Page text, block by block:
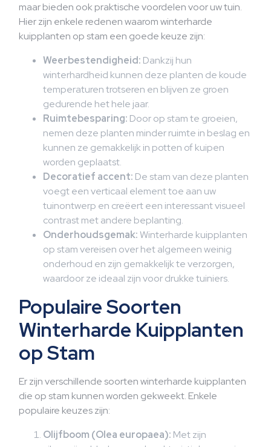
maar bieden ook praktische voordelen voor uw tuin.
Hier zijn enkele redenen waarom winterharde
kuipplanten op stam een goede keuze zijn:
Weerbestendigheid: Dankzij hun
winterhardheid kunnen deze planten de koude
temperaturen trotseren en blijven ze groen
gedurende het hele jaar.
Ruimtebesparing: Door op stam te groeien,
nemen deze planten minder ruimte in beslag en
kunnen ze gemakkelijk in potten of kuipen
worden geplaatst.
Decoratief accent: De stam van deze planten
voegt een verticaal element toe aan uw
tuinontwerp en creëert een interessant visueel
contrast met andere beplanting.
Onderhoudsgemak:Winterharde kuipplanten
op stam vereisen over het algemeen weinig
onderhoud en zijn gemakkelijk te verzorgen,
waardoor ze ideaal zijn voor drukke tuiniers.
Populaire Soorten
Winterharde Kuipplanten
op Stam
Er zijn verschillende soorten winterharde kuipplanten
die op stam kunnen worden gekweekt. Enkele
populaire keuzes zijn:
Olijfboom (Olea europaea): Met zijn